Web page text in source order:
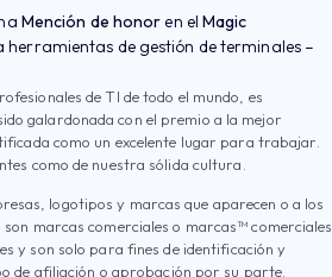
Mención de honor en elMagic
herramientas de gestión de terminales –
de TI de todo el mundo, es
galardonada con el premio a la mejor
como un excelente lugar para trabajar.
como de nuestra sólida cultura.
logotipos y marcas que aparecen o a los
marcas comerciales o marcas™ comerciales
y son solo para fines de identificación y
de afiliación o aprobación por su parte.